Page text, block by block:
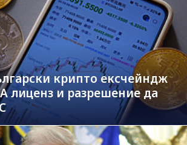
крипто ексчейндж
лиценз и разрешение да